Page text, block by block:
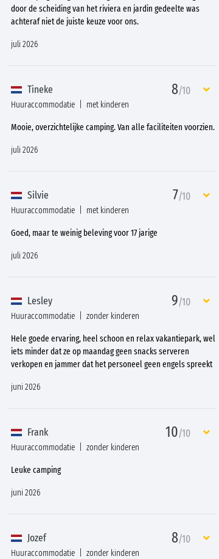
door de scheiding van het riviera en jardin gedeelte was
achteraf niet de juiste keuze voor ons.
juli 2026
Tineke 8/10
Huuraccommodatie met kinderen
Mooie, overzichtelijke camping. Van alle faciliteiten voorzien.
juli 2026
Silvie 7/10
Huuraccommodatie met kinderen
Goed, maar te weinig beleving voor 17 jarige
juli 2026
Lesley 9/10
Huuraccommodatie zonder kinderen
Hele goede ervaring, heel schoon en relax vakantiepark, wel
iets minder dat ze op maandag geen snacks serveren
verkopen en jammer dat het personeel geen engels spreekt
juni 2026
Frank 10/10
Huuraccommodatie zonder kinderen
Leuke camping
juni 2026
Jozef 8/10
Huuraccommodatie zonder kinderen